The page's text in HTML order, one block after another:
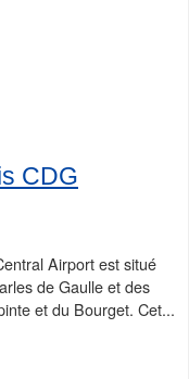
CDG
Airport est situé
de Gaulle et des
et du Bourget. Cet...